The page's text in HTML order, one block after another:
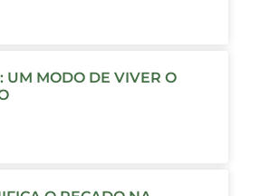
UM MODO DE VIVER O